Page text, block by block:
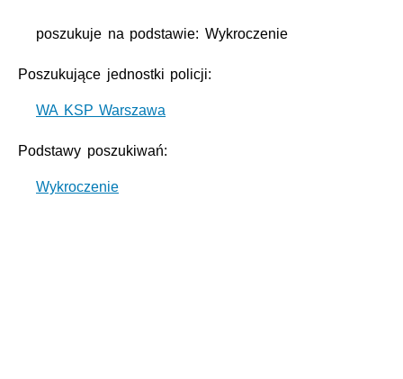
poszukuje na podstawie: Wykroczenie
Poszukujące jednostki policji:
WA KSP Warszawa
Podstawy poszukiwań:
Wykroczenie